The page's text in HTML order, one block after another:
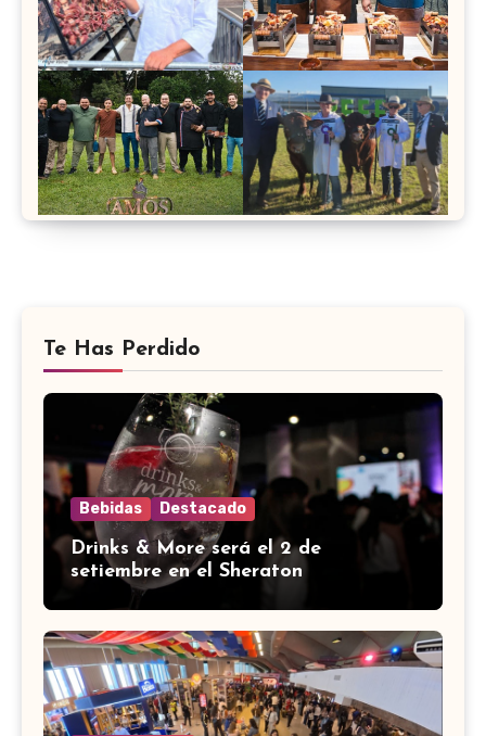
Te Has Perdido
Bebidas Destacado
Drinks & More será el 2 de
setiembre en el Sheraton